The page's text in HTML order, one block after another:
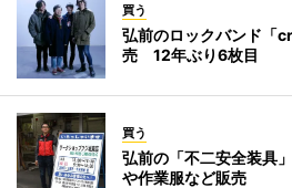
買う
弘前のロックバンド「
売 12年ぶり6枚目
買う
弘前の「不二安全装具
や作業服など販売